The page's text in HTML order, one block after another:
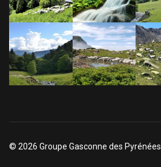
© 2026 Groupe Gasconne des Pyrénées